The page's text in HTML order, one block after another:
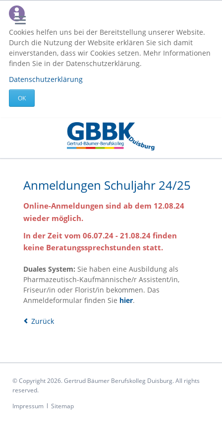
Cookies helfen uns bei der Bereitstellung unserer Website.
Durch die Nutzung der Website erklären Sie sich damit
einverstanden, dass wir Cookies setzen. Mehr Informationen
finden Sie in der Datenschutzerklärung.
Datenschutzerklärung
OK
Anmeldungen Schuljahr 24/25
Online-Anmeldungen sind ab dem 12.08.24
wieder möglich.
In der Zeit vom 06.07.24 - 21.08.24 finden
keine Beratungssprechstunden statt.
Duales System: Sie haben eine Ausbildung als
Pharmazeutisch-Kaufmännische/r Assistent/in,
Friseur/in oder Florist/in bekommen. Das
Anmeldeformular finden Sie hier.
Zurück
© Copyright 2026. Gertrud Bäumer Berufskolleg Duisburg. All rights
reserved.
Navigation
Impressum Sitemap